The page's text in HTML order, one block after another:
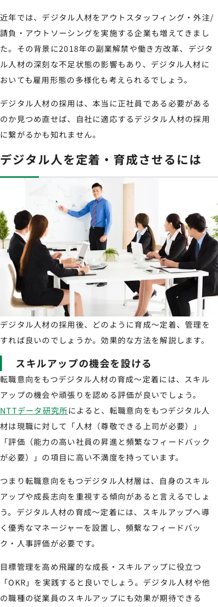
近年では、デジタル人材をアウトスタッフィング・外注/
請負・アウトソーシングを実施する企業も増えてきまし
た。その背景に2018年の副業解禁や働き方改革、デジタ
ル人材の深刻な不足状態の影響もあり、デジタル人材に
おいても雇用形態の多様化も考えられるでしょう。
デジタル人材の採用は、本当に正社員である必要がある
のか見つめ直せば、自社に適応するデジタル人材の採用
に繋がるかも知れません。
デジタル人を定着・育成させるには
デジタル人材の採用後、どのように育成～定着、管理を
すれば良いのでしょうか。効果的な方法を解説します。
スキルアップの機会を設ける
転職意向をもつデジタル人材の育成～定着には、スキル
アップの機会や頑張りを認める評価が良いでしょう。
NTTデータ研究所によると、転職意向をもつデジタル人
材は現職に対して「人材（尊敬できる上司が必要）」
「評価（能力の高い社員の昇進と頻繁なフィードバック
が必要）」の項目に高い不満度を持っています。
つまり転職意向をもつデジタル人材層は、自身のスキル
アップや成長志向を重視する傾向があると言えるでしょ
う。デジタル人材の育成～定着には、スキルアップへ導
く優秀なマネージャーを設置し、頻繫なフィードバッ
ク・人事評価が必要です。
目標管理を高め飛躍的な成長・スキルアップに役立つ
「OKR」を実践すると良いでしょう。デジタル人材や他
の職種の従業員のスキルアップにも効果が期待できる